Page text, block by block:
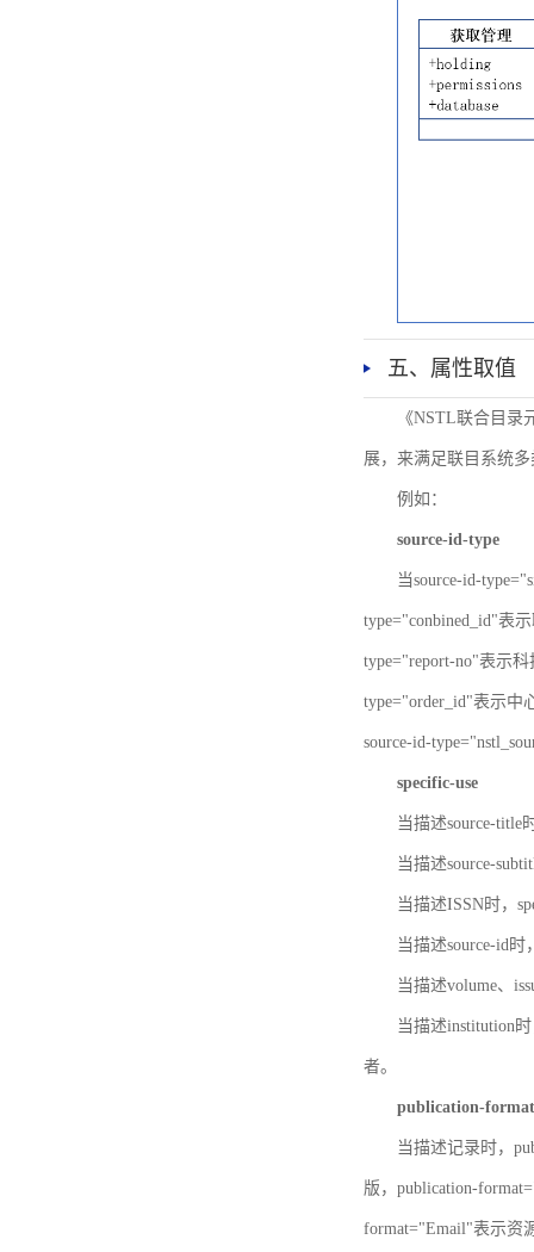
五、属性取值
《NSTL联合目
展，来满足联目系统
例如：
source-id-type
当source-id-
type="conbined_id"表
type="report-no"表示
type="order_id"表示中
source-id-
specific-use
当描述source-title
当描述source-
当描述ISSN时，
当描述source-id
当描述volume、
当描述institution
者。
publication-format
当描述记录时，
版，publication-
format="Email"表示资